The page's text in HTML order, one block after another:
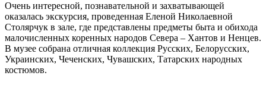
Очень интересной, познавательной и захватывающей
оказалась экскурсия, проведенная Еленой Николаевной
Столярчук в зале, где представлены предметы быта и обихода
малочисленных коренных народов Севера – Хантов и Ненцев.
В музее собрана отличная коллекция Русских, Белорусских,
Украинских, Чеченских, Чувашских, Татарских народных
костюмов.